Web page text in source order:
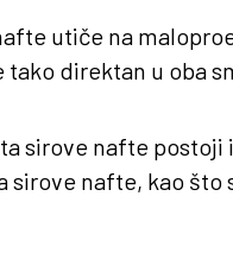
utiče na
tako direktan u oba
sirove nafte
sirove nafte, kao